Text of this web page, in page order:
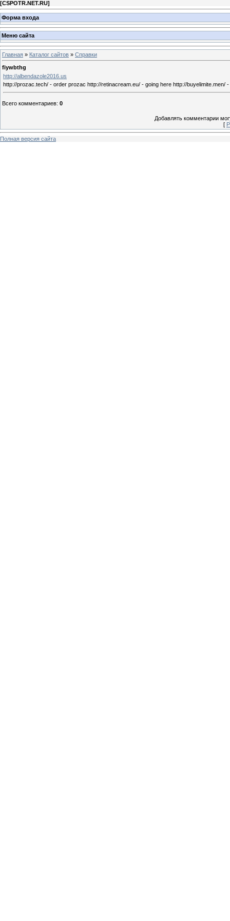
[CSPOTR.NET.RU]
Форма входа
Меню сайта
Главная » Каталог сайтов » Справки
fiywbthg
http://albendazole2016.us
http://prozac.tech/ - order prozac http://retinacream.eu/ - going here http://buyelimite.men/
Всего комментариев: 0
Добавлять комментарии
[
Полная версия сайта